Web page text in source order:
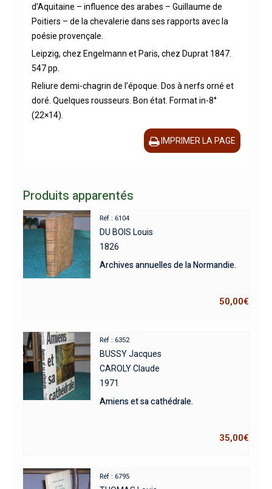
d’Aquitaine – influence des arabes – Guillaume de
Poitiers – de la chevalerie dans ses rapports avec la
poésie provençale.
Leipzig, chez Engelmann et Paris, chez Duprat 1847.
547 pp.
Reliure demi-chagrin de l’époque. Dos à nerfs orné et
doré. Quelques rousseurs. Bon état. Format in-8°
(22×14).
IMPRIMER LA PAGE
Produits apparentés
Réf : 6104
DU BOIS Louis
1826
Archives annuelles de la Normandie.
50,00€
Réf : 6352
BUSSY Jacques
CAROLY Claude
1971
Amiens et sa cathédrale.
35,00€
Réf : 6795